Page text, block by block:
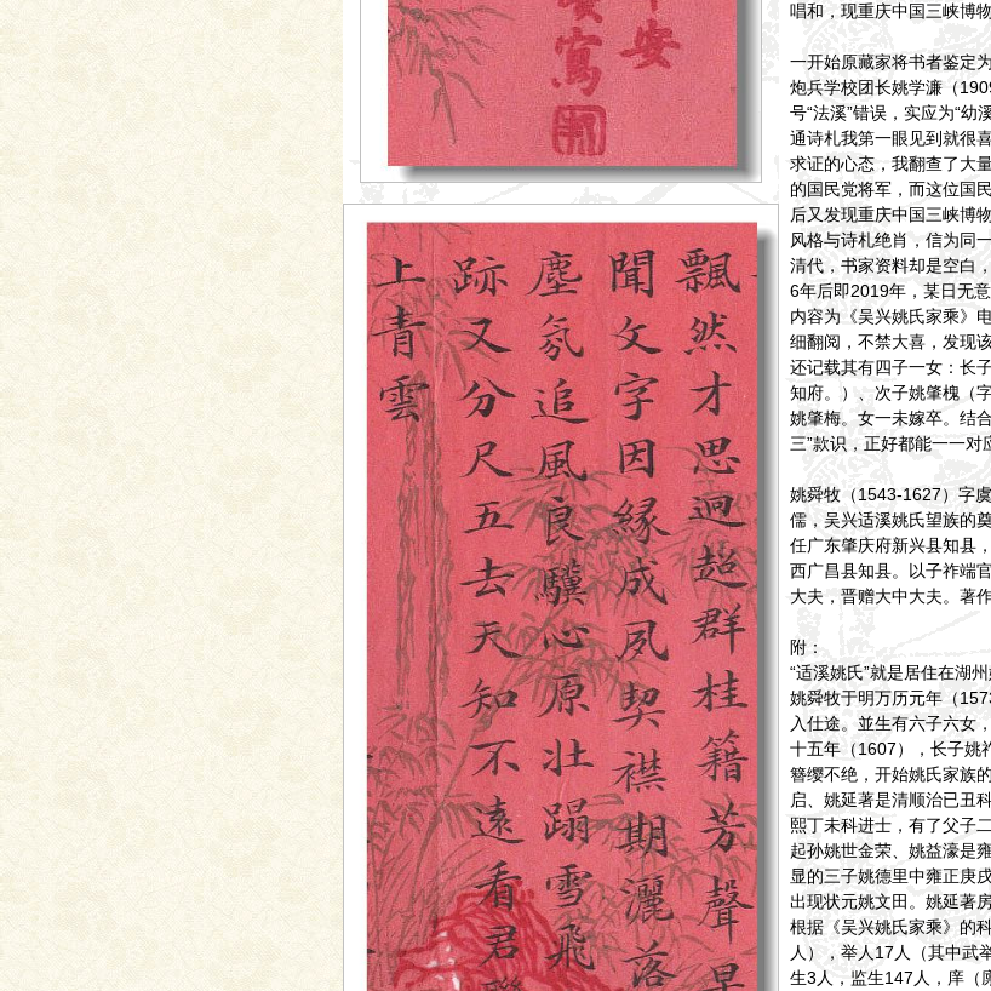
唱和，现重庆中国三峡博
一开始原藏家将书者鉴定
炮兵学校团长姚学濂（
号“法溪”错误，实应为“幼
通诗札我第一眼见到就很
求证的心态，我翻查了大
的国民党将军，而这位国
后又发现重庆中国三峡博
风格与诗札绝肖，信为同
清代，书家资料却是空白
6年后即2019年，某日无
内容为《吴兴姚氏家乘》
细翻阅，不禁大喜，发现
还记载其有四子一女：长
知府。）、次子姚肇槐（
姚肇梅。女一未嫁卒。结
三”款识，正好都能一一对
姚舜牧（1543-1627）字
儒，吴兴适溪姚氏望族的
任广东肇庆府新兴县知县
西广昌县知县。以子祚端
大夫，晋赠大中大夫。著
附：
“适溪姚氏”就是居住在湖
姚舜牧于明万历元年（
入仕途。並生有六子六女
十五年（1607），长子姚
簪缨不绝，开始姚氏家族
启、姚延著是清顺治已丑
熙丁未科进士，有了父子
起孙姚世金荣、姚益濠是
显的三子姚德里中雍正庚
出现状元姚文田。姚延著
根据《吴兴姚氏家乘》的
人），举人17人（其中武
生3人，监生147人，庠（